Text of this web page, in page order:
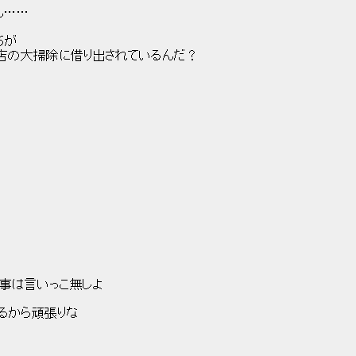
出されているんだ？
っこ無しよ
頑張りな